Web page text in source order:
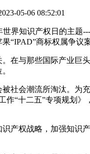
05-06 08:52:01
界知识产权日的主题
商标权属争议
在与那些国际产业巨
社会潮流所淘汰。为
“十二五”专项规划
产权战略，加强知识